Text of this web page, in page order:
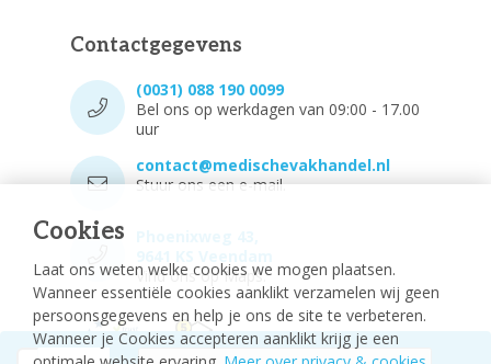
Cookies
Laat ons weten welke cookies we mogen plaatsen.
Wanneer essentiële cookies aanklikt verzamelen wij geen
persoonsgegevens en help je ons de site te verbeteren.
Wanneer je Cookies accepteren aanklikt krijg je een
Contactgegevens
(0031) 088 190 0099
Bel ons op werkdagen van 09:00 - 17.00
uur
contact@medischevakhandel.nl
Stuur ons een e-mail.
Vind ons op Maps.